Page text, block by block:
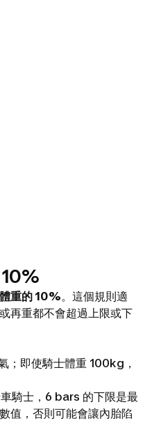
重的 10%。這個規則適
再重都不會超過上限或下
；即使騎士體重 100kg，
騎士，6 bars 的下限是最
值，否則可能會讓內胎陷